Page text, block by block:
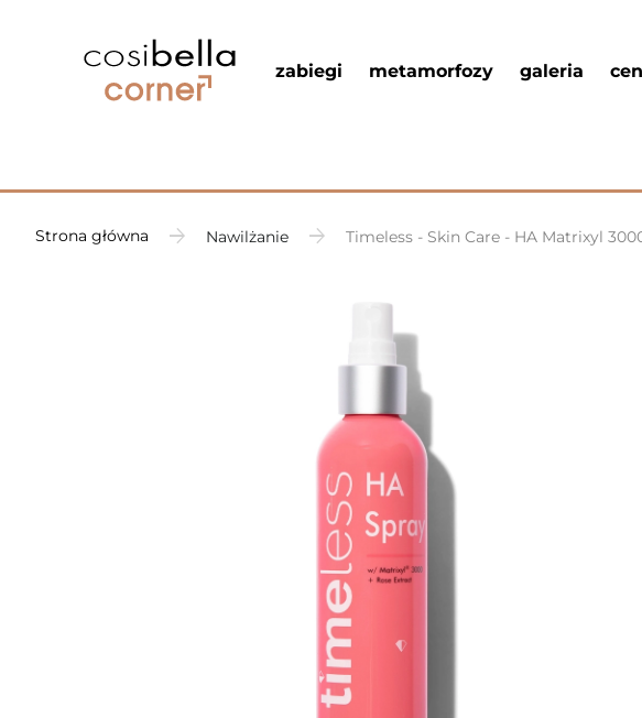
zabiegi metamorfozy galeria
Strona główna Nawilżanie Timeless - Skin Care - HA Matrixyl